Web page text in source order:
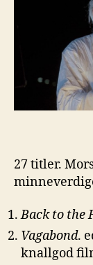
27 titler.
Back to the
Vagabond.
knallgod